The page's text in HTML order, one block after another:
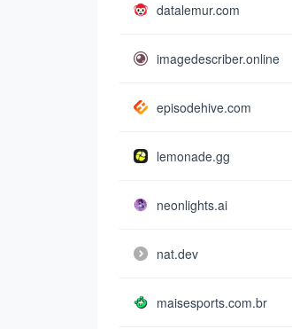
datalemur.com
imagedescriber.online
episodehive.com
lemonade.gg
neonlights.ai
nat.dev
maisesports.com.br